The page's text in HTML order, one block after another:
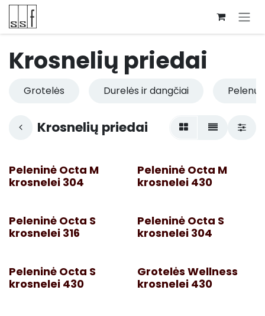
Skip to Content
Krosnelių priedai
Grotelės Durelės ir dangčiai Pelenų
Krosnelių priedai
Peleninė Octa M
krosnelei 304
Peleninė Octa M
krosnelei 430
Peleninė Octa S
krosnelei 316
Peleninė Octa S
krosnelei 304
Peleninė Octa S
krosnelei 430
Grotelės Wellness
krosnelei 430